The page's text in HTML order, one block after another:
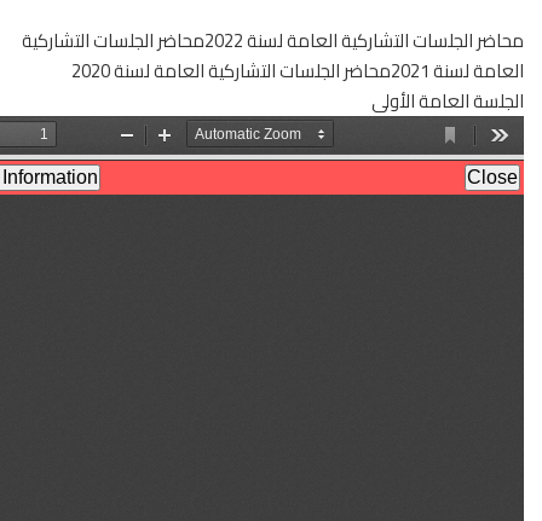
محاضر الجلسات التشاركية
العامة لسنة 2020